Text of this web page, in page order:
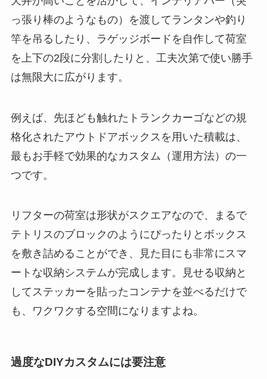
っ張り棒のようなもの）を渡してランタンや釣り
竿を吊るしたり、ラゲッジボードを自作して荷室
を上下の2段に分割したりと、工夫次第で使い勝手
は無限大に広がります。
例えば、先ほども触れたトランクカーゴなどの規
格化されたアウトドアボックスを用いた積載は、
最もお手軽で効果的なカスタム（運用方法）の一
つです。
リフターの荷室は形状がスクエアなので、まるで
テトリスのブロックのようにぴったりとボックス
を敷き詰めることができ、見た目にも非常にスマ
ートな収納システムが完成します。見せる収納と
してステッカーを貼ったコンテナを並べるだけで
も、ワクワクする空間になりますよね。
過度なDIYカスタムには要注意